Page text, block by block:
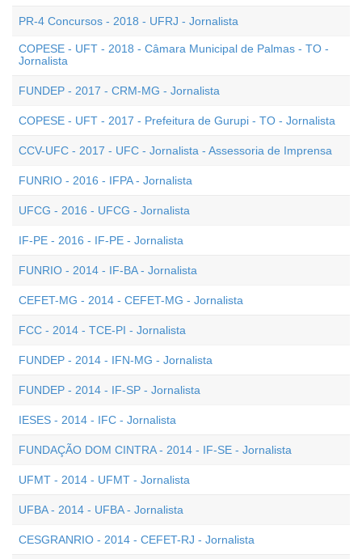
PR-4 Concursos - 2018 - UFRJ - Jornalista
COPESE - UFT - 2018 - Câmara Municipal de Palmas - TO -
Jornalista
FUNDEP - 2017 - CRM-MG - Jornalista
COPESE - UFT - 2017 - Prefeitura de Gurupi - TO - Jornalista
CCV-UFC - 2017 - UFC - Jornalista - Assessoria de Imprensa
FUNRIO - 2016 - IFPA - Jornalista
UFCG - 2016 - UFCG - Jornalista
IF-PE - 2016 - IF-PE - Jornalista
FUNRIO - 2014 - IF-BA - Jornalista
CEFET-MG - 2014 - CEFET-MG - Jornalista
FCC - 2014 - TCE-PI - Jornalista
FUNDEP - 2014 - IFN-MG - Jornalista
FUNDEP - 2014 - IF-SP - Jornalista
IESES - 2014 - IFC - Jornalista
FUNDAÇÃO DOM CINTRA - 2014 - IF-SE - Jornalista
UFMT - 2014 - UFMT - Jornalista
UFBA - 2014 - UFBA - Jornalista
CESGRANRIO - 2014 - CEFET-RJ - Jornalista